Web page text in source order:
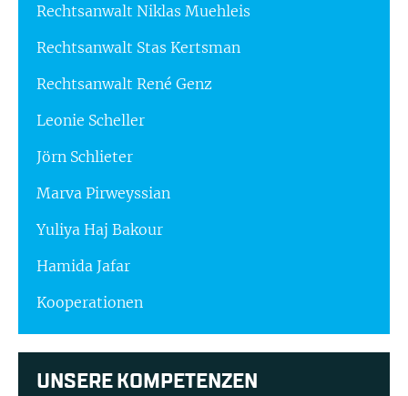
Rechtsanwalt Niklas Muehleis
Rechtsanwalt Stas Kertsman
Rechtsanwalt René Genz
Leonie Scheller
Jörn Schlieter
Marva Pirweyssian
Yuliya Haj Bakour
Hamida Jafar
Kooperationen
UNSERE KOMPETENZEN